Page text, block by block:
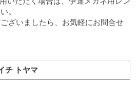
。
ざいましたら、お気軽にお問合せ
チ トヤマ